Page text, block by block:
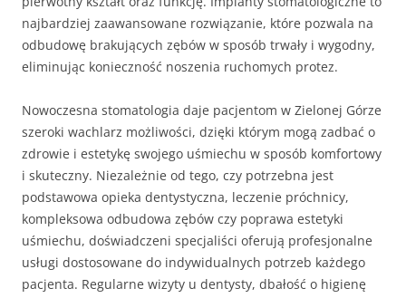
najbardziej zaawansowane rozwiązanie, które pozwala na
odbudowę brakujących zębów w sposób trwały i wygodny,
eliminując konieczność noszenia ruchomych protez.
Nowoczesna stomatologia daje pacjentom w Zielonej Górze
szeroki wachlarz możliwości, dzięki którym mogą zadbać o
zdrowie i estetykę swojego uśmiechu w sposób komfortowy
i skuteczny. Niezależnie od tego, czy potrzebna jest
podstawowa opieka dentystyczna, leczenie próchnicy,
kompleksowa odbudowa zębów czy poprawa estetyki
uśmiechu, doświadczeni specjaliści oferują profesjonalne
usługi dostosowane do indywidualnych potrzeb każdego
pacjenta. Regularne wizyty u dentysty, dbałość o higienę